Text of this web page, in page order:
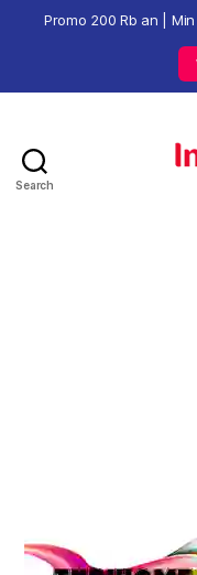
Search
Promo 200 Rb an |